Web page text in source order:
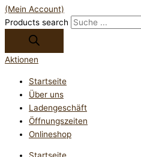
(Mein Account)
Products search
Aktionen
Startseite
Über uns
Ladengeschäft
Öffnungszeiten
Onlineshop